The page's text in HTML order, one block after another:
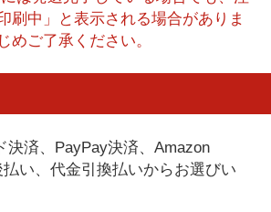
刷中」と表示される場合がありま
めご了承ください。
決済、PayPay決済、Amazon
い、代金引換払いからお選びい